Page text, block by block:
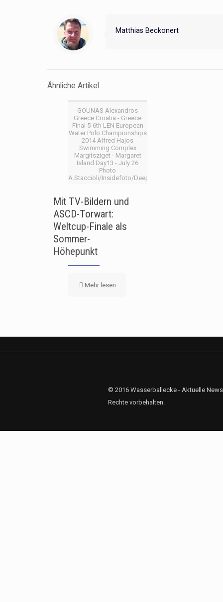
Matthias Beckonert
Ähnliche Artikel
GOUNAS Alexandros
Greece Croatia - Greece
Final 5-6th LEN European
Water Polo Championships
2014 Alfred Hajos
Swimming Complex
Margitsziget - Margaret
Island Day13 - July 26
Photo
A.Staccioli/Insidefoto/Deepbluemedia
Mit TV-Bildern und
ASCD-Torwart:
Weltcup-Finale als
Sommer-
Höhepunkt
Mehr lesen
© 2016 Wasserballecke - Aktuelle
Rechte vorbehalten.